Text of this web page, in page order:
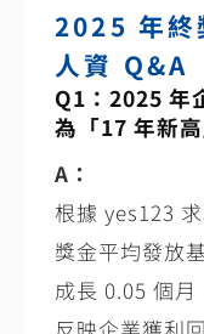
2025 年終
人資 Q&A
Q1：2025 年
為「17 年新高
A：
根據 yes123
獎金平均發放
成長 0.05 個